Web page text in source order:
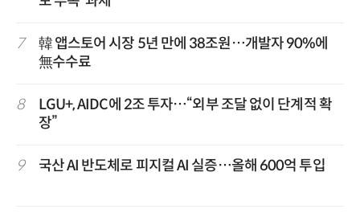
7
韓 앱스토어 시장 5년 만에 38조원…개발자 90%에
無수수료
8
LGU+, AIDC에 2조 투자…“외부 조달 없이 단계적 확
장”
9 국산 AI 반도체로 피지컬 AI 실증…올해 600억 투입